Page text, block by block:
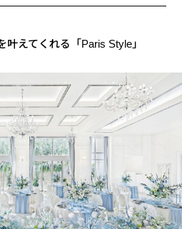
叶えてくれる「Paris Style」